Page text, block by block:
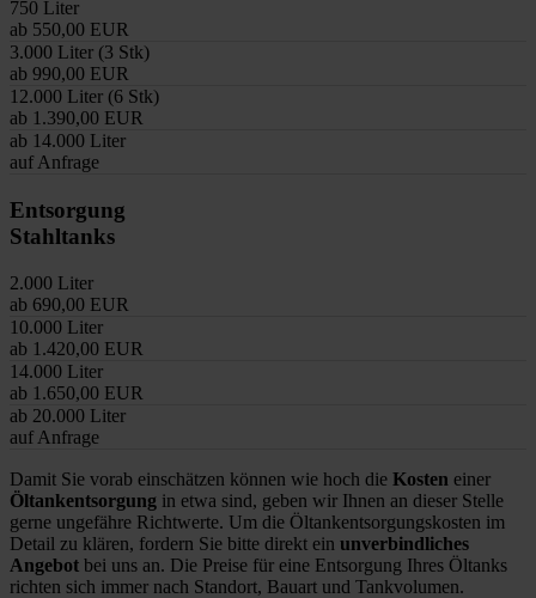
750 Liter
ab 550,00 EUR
3.000 Liter (3 Stk)
ab 990,00 EUR
12.000 Liter (6 Stk)
ab 1.390,00 EUR
ab 14.000 Liter
auf Anfrage
Entsorgung
Stahltanks
2.000 Liter
ab 690,00 EUR
10.000 Liter
ab 1.420,00 EUR
14.000 Liter
ab 1.650,00 EUR
ab 20.000 Liter
auf Anfrage
Damit Sie vorab einschätzen können wie hoch die Kosten einer
Öltankentsorgung in etwa sind, geben wir Ihnen an dieser Stelle
gerne ungefähre Richtwerte. Um die Öltankentsorgungskosten im
Detail zu klären, fordern Sie bitte direkt ein unverbindliches
Angebot bei uns an. Die Preise für eine Entsorgung Ihres Öltanks
richten sich immer nach Standort, Bauart und Tankvolumen.